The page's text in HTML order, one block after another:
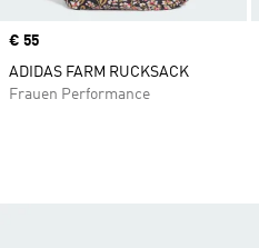
Price
€ 55
ADIDAS FARM RUCKSACK
Frauen Performance